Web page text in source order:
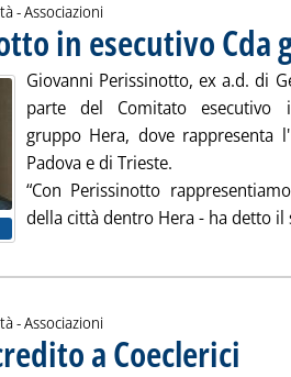
- Associazioni
in esecutivo Cda
Giovanni Perissinotto, ex a.d. di
parte del Comitato
gruppo Hera, dove rappresenta
Padova e di Trieste.
“Con Perissinotto
della città dentro Hera - ha detto il
- Associazioni
a Coeclerici